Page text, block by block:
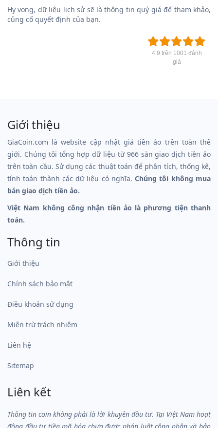
Hy vọng, dữ liệu lịch sử sẽ là thông tin quý giá để tham khảo,
củng cố quyết định của bạn.
4.9 trên 1001 đánh
giá
Giới thiệu
GiaCoin.com là website cập nhật giá tiền ảo trên toàn thế
giới. Chúng tôi tổng hợp dữ liệu từ 966 sàn giao dịch tiền ảo
trên toàn cầu. Sử dụng các thuật toán để phân tích, thống kê,
tính toán thành các dữ liệu có nghĩa.Chúng tôi không mua
bán giao dịch tiền ảo.
Việt Nam không công nhận tiền ảo là phương tiện thanh
toán.
Thông tin
Giới thiệu
Chính sách bảo mật
Điều khoản sử dụng
Miễn trừ trách nhiệm
Liên hệ
Sitemap
Liên kết
Thông tin coin không phải là lời khuyên đầu tư. Tại Việt Nam hoạt